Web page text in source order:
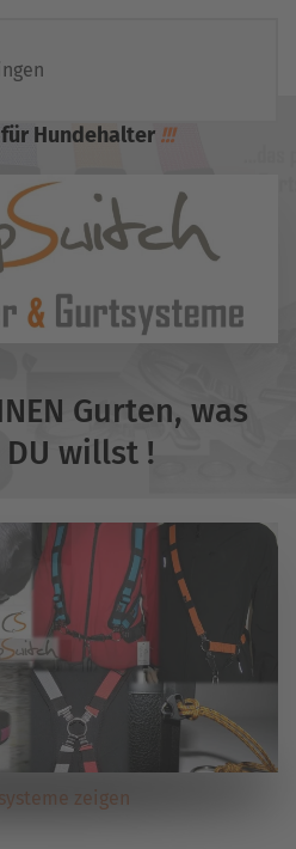
Hundehalter!!!
Gurten, was
willst !
zeigen